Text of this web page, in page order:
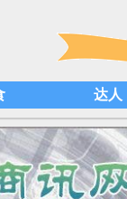
达人